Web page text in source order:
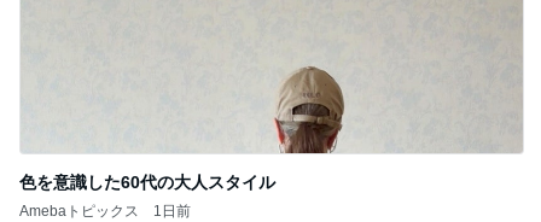
色を意識した60代の大人スタイル
Amebaトピックス 1日前